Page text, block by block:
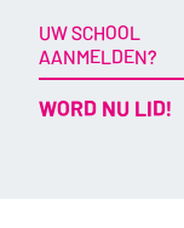
UW SCHOOL
AANMELDEN?
WORD NU LID!